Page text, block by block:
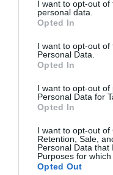
not limited to your visit
grant or deny consent
use your data for
consent section.
I want to opt-out
personal data.
Opted In
I want to opt-out of
Personal Data.
Opted In
I want to opt-out of
Personal Data for
Opted In
I want to opt-out of
Retention, Sale,
Personal Data that
Purposes for which
Opted Out
μισθού δικαστή
Ευρωπαϊκής